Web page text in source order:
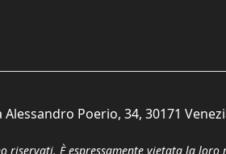
Poerio, 34, 30171
È espressamente vietata la